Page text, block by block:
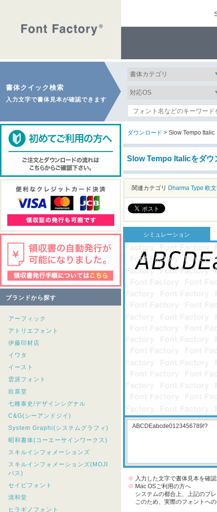
書体クイック検索
入力文字で書体見本が確認できます
ブランドから探す
アーフィック
アトリエフォント
伊藤印材店
イワタ
イースト
雲涯フォント
欣喜堂
七種泰史/デザインシグナル
C&G(シーアンドジイ)
System Graphi(システムグラフィ)
昭和書体(コーエーサインワークス)
スキルインフォメーションズ
スキルインフォメーションズ(MOJI
パス)
セイビフォント
清和堂
ヒラギノフォント
ダウンロード > Slow Tempo Italic
Slow Tempo Italicをダウ
関連カテゴリ Dharma Type 欧
シミュレーション
※ 入力した文字で書体見本を確
※ Mac OSご利用の方へ
システムの都合上、上記のプ
このため、実際のフォントへの